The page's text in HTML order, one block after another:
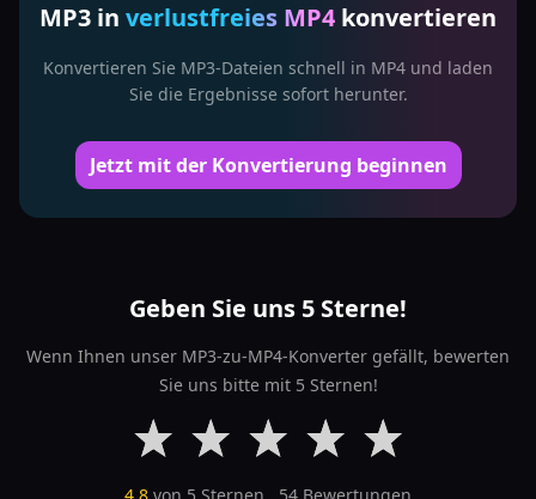
MP3 in verlustfreies MP4 konvertieren
Konvertieren Sie MP3-Dateien schnell in MP4 und laden
Sie die Ergebnisse sofort herunter.
Jetzt mit der Konvertierung beginnen
Geben Sie uns 5 Sterne!
Wenn Ihnen unser MP3-zu-MP4-Konverter gefällt, bewerten
Sie uns bitte mit 5 Sternen!